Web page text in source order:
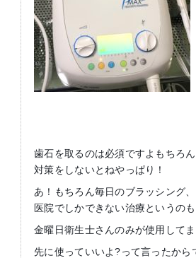
歯石を取るのは必須ですよもちろ
対策をしないとねやっぱり！
あ！もちろん毎日のブラッシング
医院でしかできない治療というの
金曜日衛生士さんのみが使用してま
先に使っていいよ?って言ったから